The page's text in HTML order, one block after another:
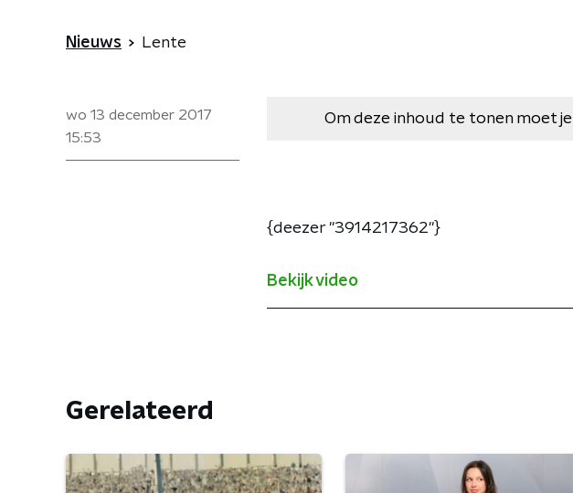
Nieuws Lente
wo 13 december 2017
15:53
Om deze inhoud te tonen moet je
{deezer "3914217362"}
Bekijk video
Gerelateerd